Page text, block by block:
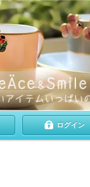
ログイン